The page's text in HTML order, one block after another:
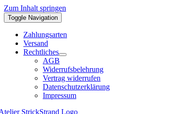
Zum Inhalt springen
Toggle Navigation
Zahlungsarten
Versand
Rechtliches
AGB
Widerrufsbelehrung
Vertrag widerrufen
Datenschutzerklärung
Impressum